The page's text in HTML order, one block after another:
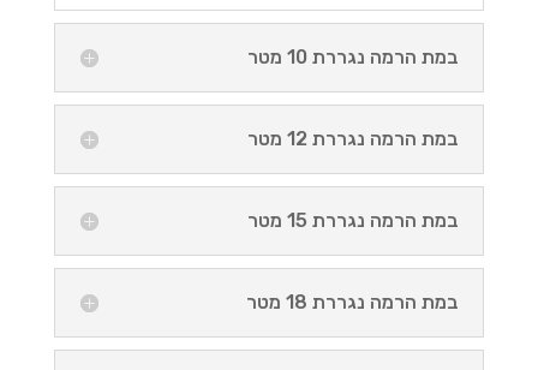
במת הרמה נגררת 10 מטר
במת הרמה נגררת 12 מטר
במת הרמה נגררת 15 מטר
במת הרמה נגררת 18 מטר